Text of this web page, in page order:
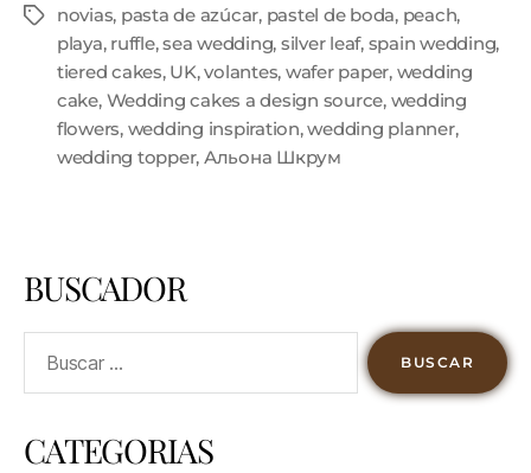
novias, pasta de azúcar, pastel de boda, peach,
playa, ruffle,sea wedding, silver leaf, spain wedding,
tiered cakes, UK,volantes, wafer paper, wedding
cake, Wedding cakes a design source, wedding
flowers, wedding inspiration,wedding planner,
wedding topper, Альона Шкрум
BUSCADOR
CATEGORIAS